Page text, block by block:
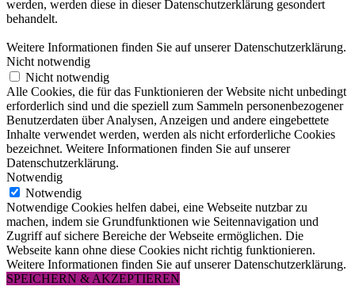
werden, werden diese in dieser Datenschutzerklärung gesondert
behandelt.
Weitere Informationen finden Sie auf unserer Datenschutzerklärung.
Nicht notwendig
Nicht notwendig
Alle Cookies, die für das Funktionieren der Website nicht unbedingt
erforderlich sind und die speziell zum Sammeln personenbezogener
Benutzerdaten über Analysen, Anzeigen und andere eingebettete
Inhalte verwendet werden, werden als nicht erforderliche Cookies
bezeichnet. Weitere Informationen finden Sie auf unserer
Datenschutzerklärung.
Notwendig
Notwendig
Notwendige Cookies helfen dabei, eine Webseite nutzbar zu
machen, indem sie Grundfunktionen wie Seitennavigation und
Zugriff auf sichere Bereiche der Webseite ermöglichen. Die
Webseite kann ohne diese Cookies nicht richtig funktionieren.
Weitere Informationen finden Sie auf unserer Datenschutzerklärung.
SPEICHERN & AKZEPTIEREN